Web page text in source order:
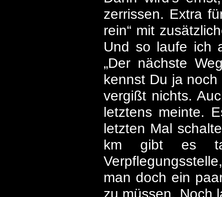
zerrissen. Extra
rein“ mit
Und so laufe ich
„Der nächste
kennst Du ja
vergißt nichts.
letztens meinte.
letzten Mal
km gibt es
man doch ein
zu müssen. Noch